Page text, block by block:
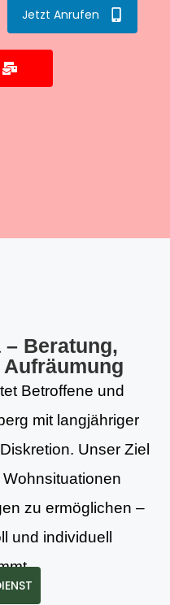
Jetzt Anrufen
Beratung,
Betroffene und
mit langjähriger
Unser Ziel
zu ermöglichen –
und individuell